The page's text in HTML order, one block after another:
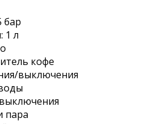
бар
1 л
кофе
выключения
пара